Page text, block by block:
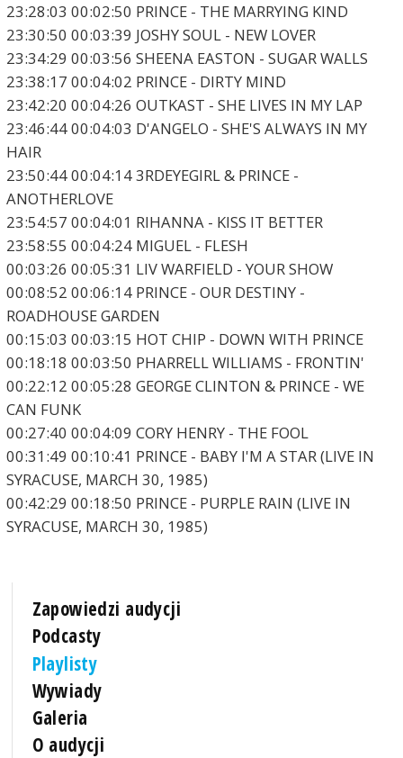
23:28:03 00:02:50 PRINCE - THE MARRYING KIND
23:30:50 00:03:39 JOSHY SOUL - NEW LOVER
23:34:29 00:03:56 SHEENA EASTON - SUGAR WALLS
23:38:17 00:04:02 PRINCE - DIRTY MIND
23:42:20 00:04:26 OUTKAST - SHE LIVES IN MY LAP
23:46:44 00:04:03 D'ANGELO - SHE'S ALWAYS IN MY
HAIR
23:50:44 00:04:14 3RDEYEGIRL & PRINCE -
ANOTHERLOVE
23:54:57 00:04:01 RIHANNA - KISS IT BETTER
23:58:55 00:04:24 MIGUEL - FLESH
00:03:26 00:05:31 LIV WARFIELD - YOUR SHOW
00:08:52 00:06:14 PRINCE - OUR DESTINY -
ROADHOUSE GARDEN
00:15:03 00:03:15 HOT CHIP - DOWN WITH PRINCE
00:18:18 00:03:50 PHARRELL WILLIAMS - FRONTIN'
00:22:12 00:05:28 GEORGE CLINTON & PRINCE - WE
CAN FUNK
00:27:40 00:04:09 CORY HENRY - THE FOOL
00:31:49 00:10:41 PRINCE - BABY I'M A STAR (LIVE IN
SYRACUSE, MARCH 30, 1985)
00:42:29 00:18:50 PRINCE - PURPLE RAIN (LIVE IN
SYRACUSE, MARCH 30, 1985)
Zapowiedzi audycji
Podcasty
Playlisty
Wywiady
Galeria
O audycji